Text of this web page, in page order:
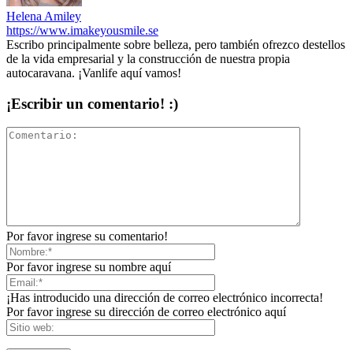
Helena Amiley
https://www.imakeyousmile.se
Escribo principalmente sobre belleza, pero también ofrezco destellos
de la vida empresarial y la construcción de nuestra propia
autocaravana. ¡Vanlife aquí vamos!
¡Escribir un comentario! :)
Por favor ingrese su comentario!
Por favor ingrese su nombre aquí
¡Has introducido una dirección de correo electrónico incorrecta!
Por favor ingrese su dirección de correo electrónico aquí